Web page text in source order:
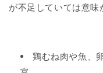
が不足していては意味
鶏むね肉や魚、